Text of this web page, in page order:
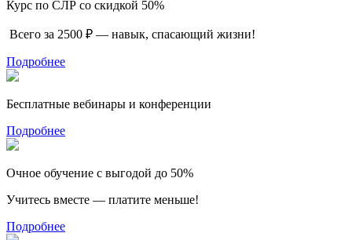
Курс по СЛР со скидкой 50%
Всего за 2500 ₽ — навык, спасающий жизни!
Подробнее
Бесплатные вебинары и конференции
Подробнее
Очное обучение с выгодой до 50%
Учитесь вместе — платите меньше!
Подробнее